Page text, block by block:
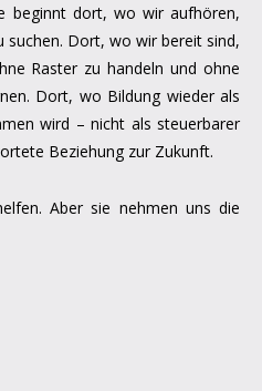
beginnt dort, wo wir aufhören,
suchen. Dort, wo wir bereit sind,
Raster zu handeln und ohne
Dort, wo Bildung wieder als
wird – nicht als steuerbarer
Beziehung zur Zukunft.
Aber sie nehmen uns die